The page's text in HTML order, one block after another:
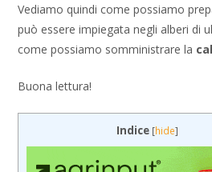
Vediamo quindi come possiamo
può essere impiegata negli alberi di
come possiamo somministrare la
Buona lettura!
Indice [hide]